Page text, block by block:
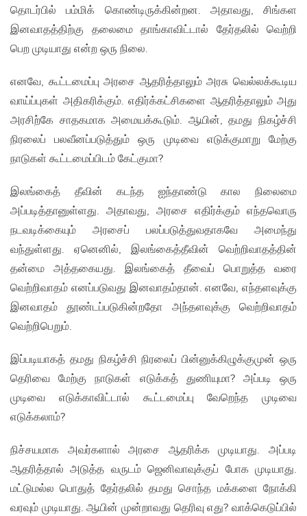
தொடர்பில் பம்மிக் கொண்டிருக்கின்றன. அதாவது, சிங்கள
இனவாதத்திற்கு தலைமை தாங்காவிட்டால் தேர்தலில் வெற்றி
பெற முடியாது என்ற ஒரு நிலை.
எனவே, கூட்டமைப்பு அரசை ஆதரித்தாலும் அரசு வெல்லக்கூடிய
வாய்ப்புகள் அதிகரிக்கும். எதிர்க்கட்சிகளை ஆதரித்தாலும் அது
அரசிற்கே சாதகமாக அமையக்கூடும். ஆயின், தமது நிகழ்ச்சி
நிரலைப் பலவீனப்படுத்தும் ஒரு முடிவை எடுக்குமாறு மேற்கு
நாடுகள் கூட்டமைப்பிடம் கேட்குமா?
இலங்கைத் தீவின் கடந்த ஐந்தாண்டு கால நிலைமை
அப்படித்தானுள்ளது. அதாவது, அரசை எதிர்க்கும் எந்தவொரு
நடவடிக்கையும் அரசைப் பலப்படுத்துவதாகவே அமைந்து
வந்துள்ளது. ஏனெனில், இலங்கைத்தீவின் வெற்றிவாதத்தின்
தன்மை அத்தகையது. இலங்கைத் தீவைப் பொறுத்த வரை
வெற்றிவாதம் எனப்படுவது இனவாதம்தான். எனவே, எந்தளவுக்கு
இனவாதம் தூண்டப்படுகின்றதோ அந்தளவுக்கு வெற்றிவாதம்
வெற்றிபெறும்.
இப்படியாகத் தமது நிகழ்ச்சி நிரலைப் பின்னுக்கிழுக்குமுன் ஒரு
தெரிவை மேற்கு நாடுகள் எடுக்கத் துணியுமா? அப்படி ஒரு
முடிவை எடுக்காவிட்டால் கூட்டமைப்பு வேறெந்த முடிவை
எடுக்கலாம்?
நிச்சயமாக அவர்களால் அரசை ஆதரிக்க முடியாது. அப்படி
ஆதரித்தால் அடுத்த வருடம் ஜெனிவாவுக்குப் போக முடியாது.
மட்டுமல்ல பொதுத் தேர்தலில் தமது சொந்த மக்களை நோக்கி
வரவும் முடியாது. ஆயின் முன்றாவது தெரிவு எது? வாக்கெடுப்பில்